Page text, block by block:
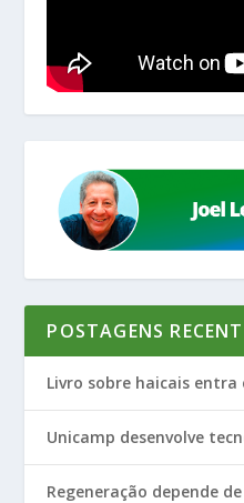
POSTAGENS
Livro sobre haicais entra
Unicamp desenvolve
Regeneração depende